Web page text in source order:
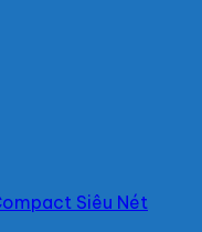
Siêu Nét